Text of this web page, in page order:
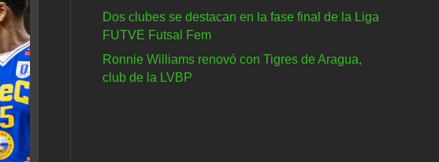
Dos clubes se destacan en la fase final de la Liga
FUTVE Futsal Fem
Ronnie Williams renovó con Tigres de Aragua,
club de la LVBP